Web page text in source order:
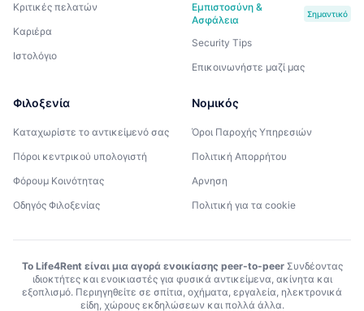
Κριτικές πελατών
Καριέρα
Ιστολόγιο
Εμπιστοσύνη &
Ασφάλεια
Σημαντικό
Security Tips
Επικοινωνήστε μαζί μας
Φιλοξενία
Καταχωρίστε το αντικείμενό σας
Πόροι κεντρικού υπολογιστή
Φόρουμ Κοινότητας
Οδηγός Φιλοξενίας
Νομικός
Όροι Παροχής Υπηρεσιών
Πολιτική Απορρήτου
Αρνηση
Πολιτική για τα cookie
Το Life4Rent είναι μια αγορά ενοικίασης peer-to-peer Συνδέοντας
ιδιοκτήτες και ενοικιαστές για φυσικά αντικείμενα, ακίνητα και
εξοπλισμό. Περιηγηθείτε σε σπίτια, οχήματα, εργαλεία, ηλεκτρονικά
είδη, χώρους εκδηλώσεων και πολλά άλλα.